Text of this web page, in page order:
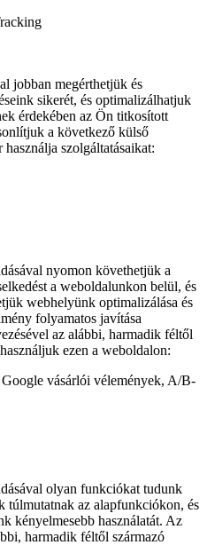
jobban megérthetjük és
sikerét, és optimalizálhatjuk
érdekében az Ön titkosított
a következő külső
szolgáltatásaikat:
nyomon követhetjük a
a weboldalunkon belül, és
webhelyünk optimalizálása és
folyamatos javítása
az alábbi, harmadik féltől
ezen a weboldalon:
vásárlói vélemények, A/B-
olyan funkciókat tudunk
túlmutatnak az alapfunkciókon, és
kényelmesebb használatát. Az
harmadik féltől származó